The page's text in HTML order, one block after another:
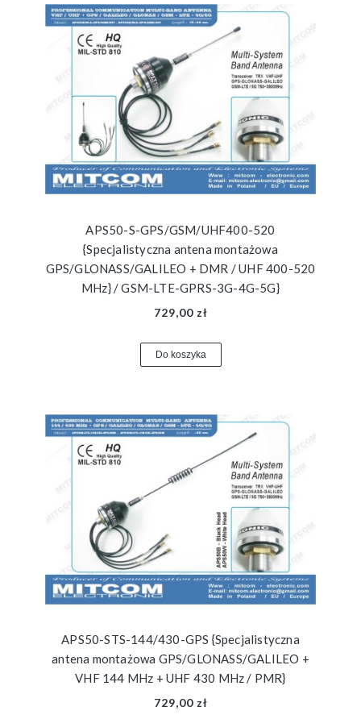
APS50-S-GPS/GSM/UHF400-520
{Specjalistyczna antena montażowa
GPS/GLONASS/GALILEO + DMR / UHF 400-520
MHz} / GSM-LTE-GPRS-3G-4G-5G}
729,00 zł
Do koszyka
APS50-STS-144/430-GPS {Specjalistyczna
antena montażowa GPS/GLONASS/GALILEO +
VHF 144 MHz + UHF 430 MHz / PMR}
729,00 zł